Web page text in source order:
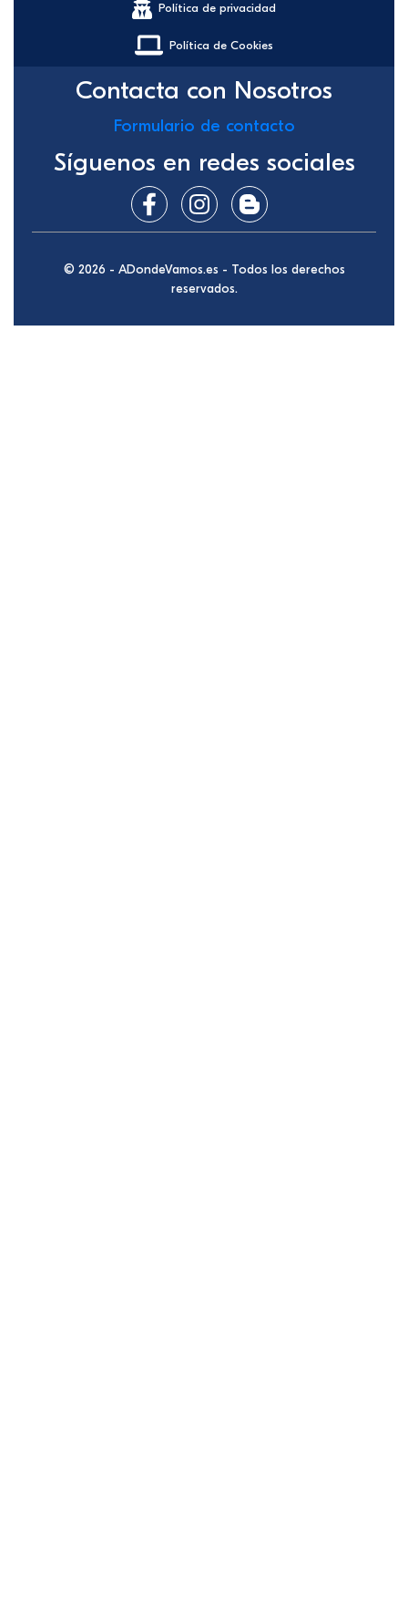
Política de privacidad
Política de Cookies
Contacta con Nosotros
Formulario de contacto
Síguenos en redes sociales
© 2026 - ADondeVamos.es - Todos los derechos
reservados.